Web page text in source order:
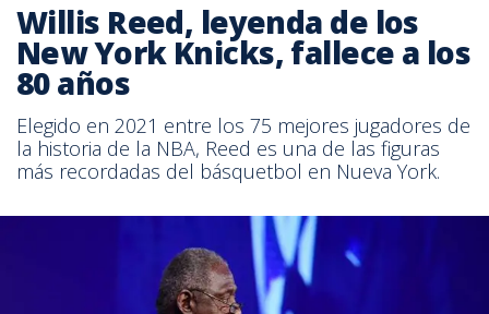
Willis Reed, leyenda de los
New York Knicks, fallece a los
80 años
Elegido en 2021 entre los 75 mejores jugadores de
la historia de la NBA, Reed es una de las figuras
más recordadas del básquetbol en Nueva York.